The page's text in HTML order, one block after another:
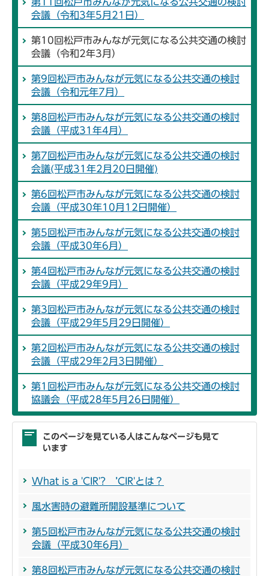
第11回松戸市みんなが元気になる公共交通の検討
会議（令和3年5月21日）
第10回松戸市みんなが元気になる公共交通の検討
会議（令和2年3月）
第9回松戸市みんなが元気になる公共交通の検討
会議（令和元年7月）
第8回松戸市みんなが元気になる公共交通の検討
会議（平成31年4月）
第7回松戸市みんなが元気になる公共交通の検討
会議(平成31年2月20日開催)
第6回松戸市みんなが元気になる公共交通の検討
会議（平成30年10月12日開催）
第5回松戸市みんなが元気になる公共交通の検討
会議（平成30年6月）
第4回松戸市みんなが元気になる公共交通の検討
会議（平成29年9月）
第3回松戸市みんなが元気になる公共交通の検討
会議（平成29年5月29日開催）
第2回松戸市みんなが元気になる公共交通の検討
会議（平成29年2月3日開催）
第1回松戸市みんなが元気になる公共交通の検討
協議会（平成28年5月26日開催）
このページを見ている人はこんなページも見て
います
What is a 'CIR'? ’CIR'とは？
風水害時の避難所開設基準について
第5回松戸市みんなが元気になる公共交通の検討
会議（平成30年6月）
第8回松戸市みんなが元気になる公共交通の検討